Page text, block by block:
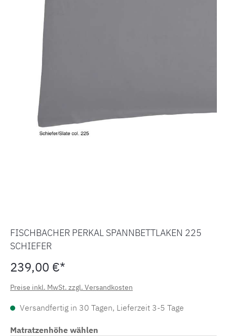
FISCHBACHER PERKAL SPANNBETTLAKEN 225
SCHIEFER
239,00 €*
Preise inkl. MwSt. zzgl. Versandkosten
Versandfertig in 30 Tagen, Lieferzeit 3-5 Tage
Matratzenhöhe wählen